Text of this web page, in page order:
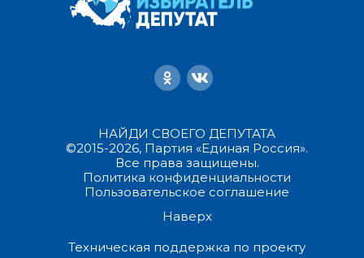
НАЙДИ СВОЕГО ДЕПУТАТА
©2015-2026, Партия «Единая Россия».
Все права защищены.
Политика конфиденциальности
Пользовательское соглашение
Наверх
Техническая поддержка по проекту